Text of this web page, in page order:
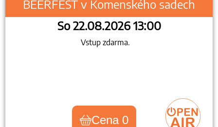
BEERFEST v Komenského sadech
So 22.08.2026 13:00
Vstup zdarma.
Cena 0